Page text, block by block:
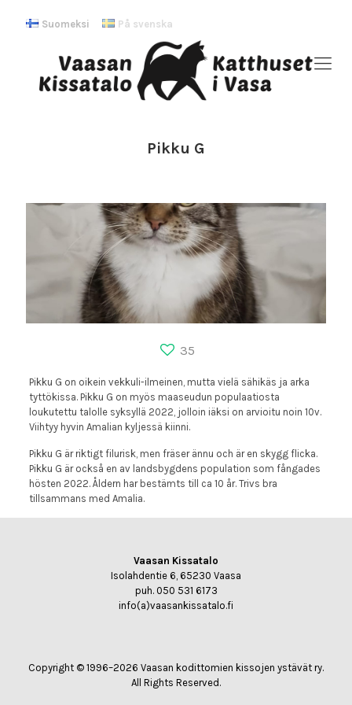
Suomeksi På svenska
Pikku G
35
Pikku G on oikein vekkuli-ilmeinen, mutta vielä sähikäs ja arka
tyttökissa. Pikku G on myös maaseudun populaatiosta
loukutettu talolle syksyllä 2022, jolloin iäksi on arvioitu noin 10v.
Viihtyy hyvin Amalian kyljessä kiinni.
Pikku G är riktigt filurisk, men fräser ännu och är en skygg flicka.
Pikku G är också en av landsbygdens population som fångades
hösten 2022. Åldern har bestämts till ca 10 år. Trivs bra
tillsammans med Amalia.
Vaasan Kissatalo
Isolahdentie 6, 65230 Vaasa
puh. 050 531 6173
info(a)vaasankissatalo.fi
Copyright © 1996–2026 Vaasan kodittomien kissojen ystävät ry.
All Rights Reserved.